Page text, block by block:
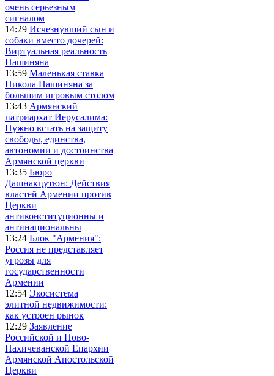
очень серьезным
сигналом
14:29 Исчезнувший сын и
собаки вместо дочерей:
Виртуальная реальность
Пашиняна
13:59 Маленькая ставка
Никола Пашиняна за
большим игровым столом
13:43 Армянский
патриархат Иерусалима:
Нужно встать на защиту
свободы, единства,
автономии и достоинства
Армянской церкви
13:35 Бюро
Дашнакцутюн: Действия
властей Армении против
Церкви
антиконституционны и
антинациональны
13:24 Блок "Армения":
Россия не представляет
угрозы для
государственности
Армении
12:54 Экосистема
элитной недвижимости:
как устроен рынок
12:29 Заявление
Российской и Ново-
Нахичеванской Епархии
Армянской Апостольской
Церкви